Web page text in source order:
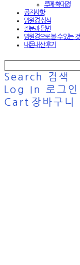
루페·확대경
공지사항
망원경 상식
질문과 답변
망원경으로 볼 수 있는
내돈내산 후기
Search
검색
Log In
로그인
Cart 장바구니